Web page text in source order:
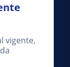
vigente,